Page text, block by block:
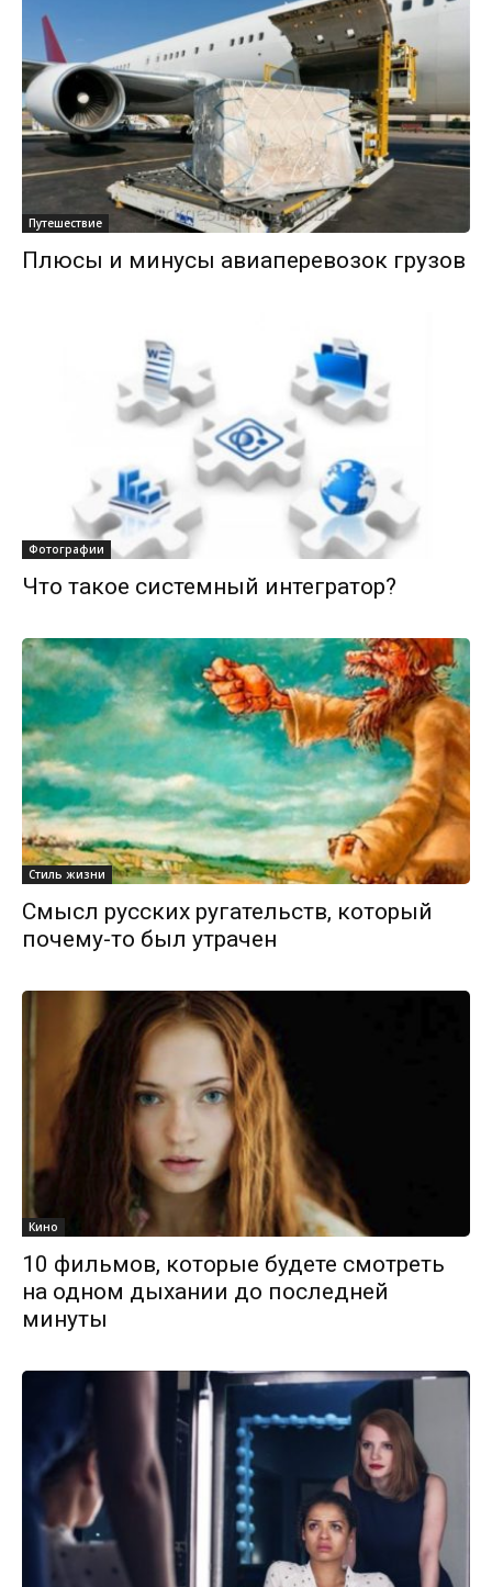
Путешествие
Плюсы и минусы авиаперевозок грузов
Фотографии
Что такое системный интегратор?
Стиль жизни
Смысл русских ругательств, который
почему-то был утрачен
Кино
10 фильмов, которые будете смотреть
на одном дыхании до последней
минуты